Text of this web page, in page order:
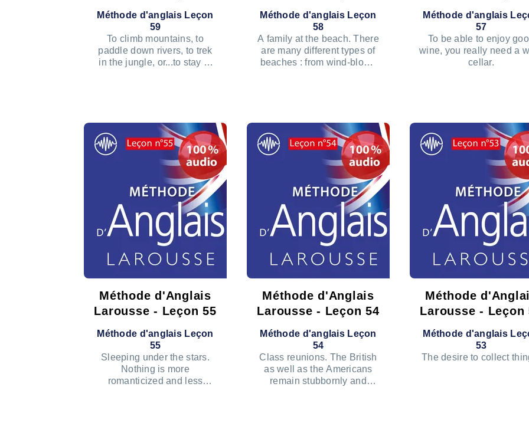
Méthode d'anglais Leçon
59
To climb mountains, to
paddle down rivers, to trek
in the jungle, or...to stay at
Méthode d'anglais Leçon
58
A family at the beach. There
are many different types of
beaches : from wind-blown
Méthode d'anglais
57
To be able to enjoy
wine, you really need a
cellar.
Méthode d'Anglais
Larousse - Leçon 55
Méthode d'anglais Leçon
55
Sleeping under the stars.
Nothing is more
romanticized and less
Méthode d'Anglais
Larousse - Leçon 54
Méthode d'anglais Leçon
54
Class reunions. The British
as well as the Americans
remain stubbornly and
Méthode
Larousse - Leçon
Méthode d'anglais
53
The desire to collect